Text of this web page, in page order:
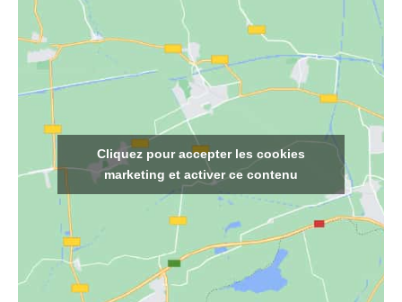
Cliquez pour accepter les cookies
marketing et activer ce contenu